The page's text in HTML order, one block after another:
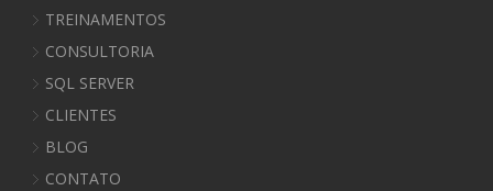
TREINAMENTOS
CONSULTORIA
SQL SERVER
CLIENTES
BLOG
CONTATO